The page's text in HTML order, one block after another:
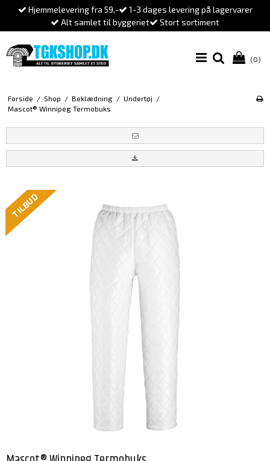
Hjemmelevering fra 59,-
1-3 dages levering på lagervarer
Alt samlet til byggeriet
Stort sortiment
(0)
Forside / Shop / Beklædning / Undertøj /
Mascot® Winnipeg Termobuks
TILBUD